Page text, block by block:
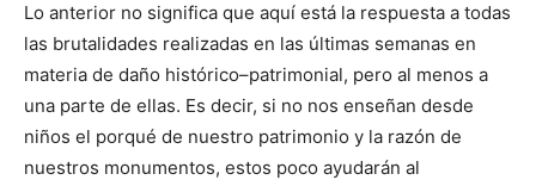
Lo anterior no significa que aquí está la respuesta a todas
las brutalidades realizadas en las últimas semanas en
materia de daño histórico–patrimonial, pero al menos a
una parte de ellas. Es decir, si no nos enseñan desde
niños el porqué de nuestro patrimonio y la razón de
nuestros monumentos, estos poco ayudarán al